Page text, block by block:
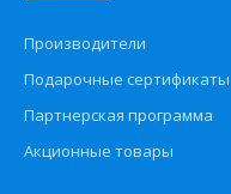
Производители
Подарочные сертификаты
Партнерская программа
Акционные товары